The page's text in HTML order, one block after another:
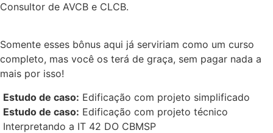
Consultor de AVCB e CLCB.
Somente esses bônus aqui já serviriam como um curso
completo, mas você os terá de graça, sem pagar nada a
mais por isso!
Estudo de caso: Edificação com projeto simplificado
Estudo de caso: Edificação com projeto técnico
Interpretando a IT 42 DO CBMSP